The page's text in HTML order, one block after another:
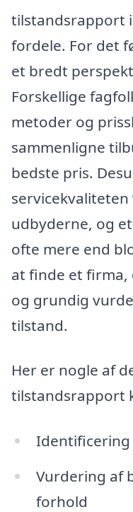
tilstandsrapport
fordele. For det
et bredt
Forskellige
metoder og
sammenligne
bedste pris.
udbyderne, og
ofte mere end
at finde et firma,
og grundig
tilstand.
Her er nogle af
tilstandsrapport
Identificering
Vurdering af
forhold